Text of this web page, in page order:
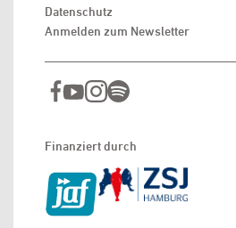
Datenschutz
Anmelden zum Newsletter
Finanziert durch